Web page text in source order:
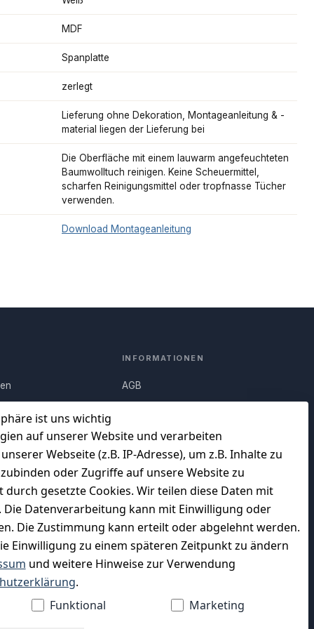
MDF
Spanplatte
zerlegt
Lieferung ohne Dekoration, Montageanleitung & -
material liegen der Lieferung bei
Die Oberfläche mit einem lauwarm angefeuchteten
Baumwolltuch reinigen. Keine Scheuermittel,
scharfen Reinigungsmittel oder tropfnasse Tücher
verwenden.
Download Montageanleitung
ist uns wichtig
auf unserer Website und verarbeiten
Webseite (z.B. IP-Adresse), um z.B. Inhalte zu
oder Zugriffe auf unsere Website zu
gesetzte Cookies. Wir teilen diese Daten mit
Datenverarbeitung kann mit Einwilligung oder
Die Zustimmung kann erteilt oder abgelehnt werden.
Einwilligung zu einem späteren Zeitpunkt zu ändern
und weitere Hinweise zur Verwendung
.
Funktional
Marketing
INFORMATIONEN
AGB
Datenschutz
Impressum
Unser Unternehmen
Charity & Wohltätigkeit
WIR VERSENDEN MIT